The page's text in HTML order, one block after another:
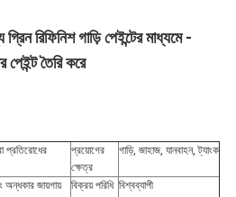
রিফিনিশ গাড়ি পেইন্টের মাধ্যমে -
পেইন্ট তৈরি করে
প্রতিরোধের
প্রয়োগের
ক্ষেত্র
গাড়ি, জাহাজ, যানবাহন, ট্যাংক
অন্ধকার জায়গায়
বিক্রয় পরিধি বিশ্বব্যাপী